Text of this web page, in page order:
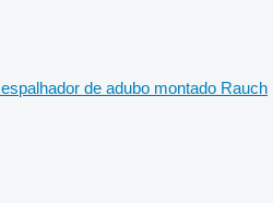
espalhador de adubo montado Rauch